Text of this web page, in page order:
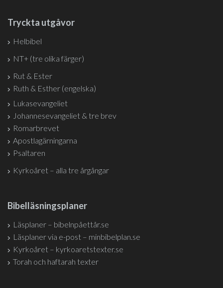
Tryckta utgåvor
Helbibel
NT+ (tre olika färger)
Rut & Ester
Ruth & Esther (engelska)
Lukasevangeliet
Johannesevangeliet & tre brev
Romarbrevet
Apostlagärningarna
Psaltaren
Kyrkoåret – alla tre årgångar
Bibelläsningsplaner
Läsplaner – bibelnpåettår.se
Läsplaner via e-post – minbibelplan.se
Kyrkoåret – kyrkoaretstexter.se
Torah och haftarah texter